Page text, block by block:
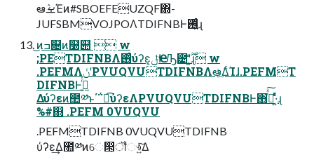
ఆٛࡁΈͷ#SBOEFEUZQF΍-
JUFSBMVOJPOΛTDIFNBͰ࢖͍͔ͨͬͨɻ
͜ͷߏ଄ͷ໰୊  w
;PETDIFNBΛ࢖ͬͨύʔε͕ݪҼͰԠ౴ʹ͕͔͔͍࣌ؒͬͯͨɻ w
.PEFMΛݩʹPVUQVUTDIFNBΛఆ͍ٛͯ͠ΔͨΊɺ.PEFMT
DIFNBͰߦ͍ͬͯ
Δύʔεͷ಺༰ͱ΄΅ಉ͡ύʔεΛPVUQVUTDIFNBͰ΋ߦͬͯ͠·͍ͬͯͨɻ
%#஋ .PEFM 0VUQVU
.PEFMTDIFNB 0VUQVUTDIFNB
ύʔε͢Δ಺༰ͷେ൒͕ॏෳ͍ͯ͠Δ